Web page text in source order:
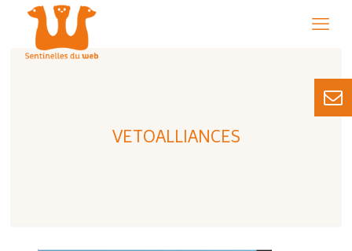
VETOALLIANCES